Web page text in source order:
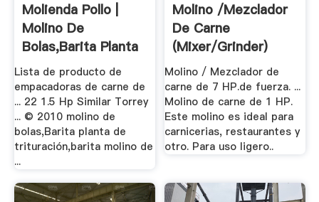
Molienda Pollo |
Molino De
Bolas,Barita Planta
De ...
Lista de producto de
empacadoras de carne de
... 22 1.5 Hp Similar Torrey
... © 2010 molino de
bolas,Barita planta de
trituración,barita molino de
...
Molino /Mezclador
De Carne
(mixer/grinder)
Molino / Mezclador de
carne de 7 HP.de fuerza. ...
Molino de carne de 1 HP.
Este molino es ideal para
carnicerias, restaurantes y
otro. Para uso ligero..